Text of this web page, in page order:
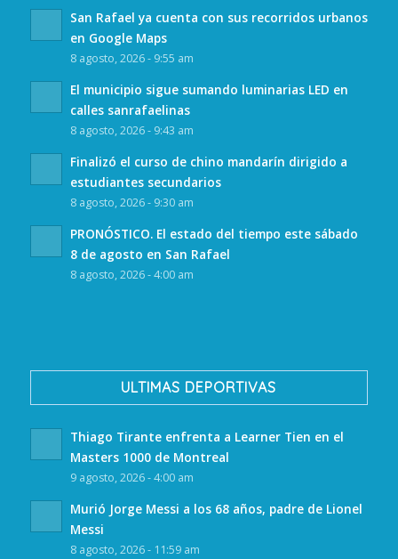
San Rafael ya cuenta con sus recorridos urbanos
en Google Maps
8 agosto, 2026 - 9:55 am
El municipio sigue sumando luminarias LED en
calles sanrafaelinas
8 agosto, 2026 - 9:43 am
Finalizó el curso de chino mandarín dirigido a
estudiantes secundarios
8 agosto, 2026 - 9:30 am
PRONÓSTICO. El estado del tiempo este sábado
8 de agosto en San Rafael
8 agosto, 2026 - 4:00 am
ULTIMAS DEPORTIVAS
Thiago Tirante enfrenta a Learner Tien en el
Masters 1000 de Montreal
9 agosto, 2026 - 4:00 am
Murió Jorge Messi a los 68 años, padre de Lionel
Messi
8 agosto, 2026 - 11:59 am